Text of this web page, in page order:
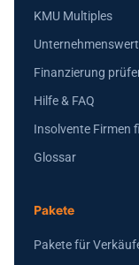
KMU Multiples
Finanzierung
Hilfe & FAQ
Insolvente Firmen
Glossar
Pakete
Pakete für